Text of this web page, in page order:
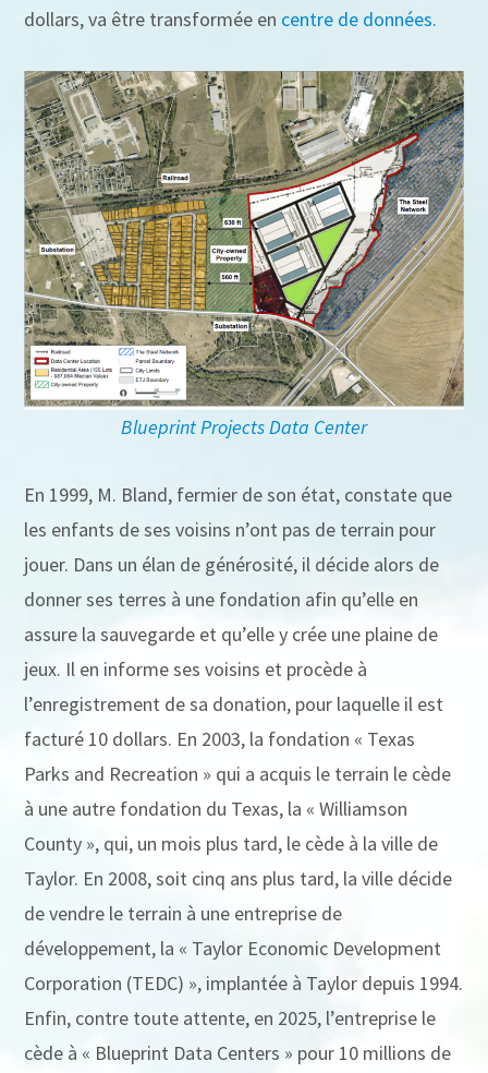
dollars, va être transformée en centre de données.
Blueprint Projects Data Center
En 1999, M. Bland, fermier de son état, constate que
les enfants de ses voisins n’ont pas de terrain pour
jouer. Dans un élan de générosité, il décide alors de
donner ses terres à une fondation afin qu’elle en
assure la sauvegarde et qu’elle y crée une plaine de
jeux. Il en informe ses voisins et procède à
l’enregistrement de sa donation, pour laquelle il est
facturé 10 dollars. En 2003, la fondation « Texas
Parks and Recreation » qui a acquis le terrain le cède
à une autre fondation du Texas, la « Williamson
County », qui, un mois plus tard, le cède à la ville de
Taylor. En 2008, soit cinq ans plus tard, la ville décide
de vendre le terrain à une entreprise de
développement, la « Taylor Economic Development
Corporation (TEDC) », implantée à Taylor depuis 1994.
Enfin, contre toute attente, en 2025, l’entreprise le
cède à « Blueprint Data Centers » pour 10 millions de